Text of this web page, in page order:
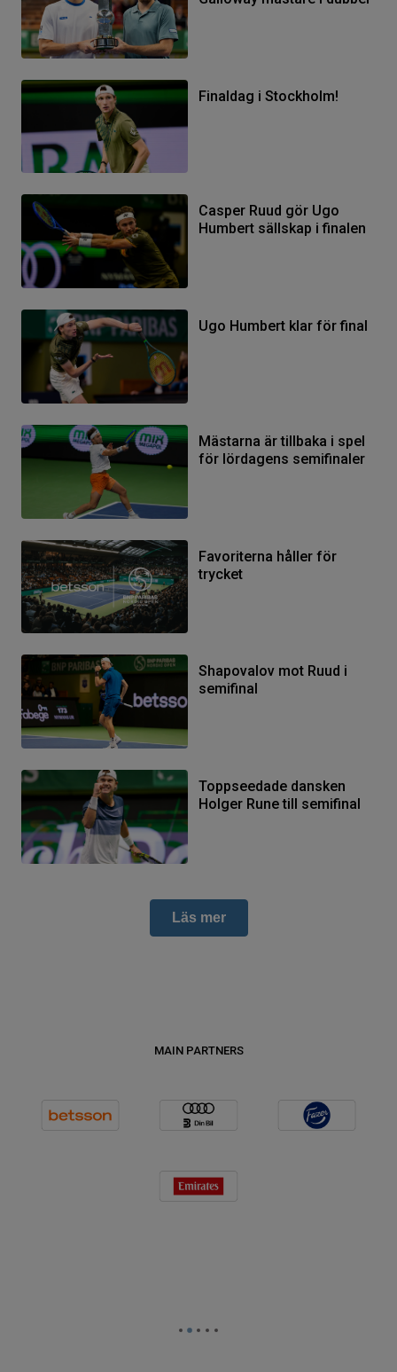
Finaldag i Stockholm!
Casper Ruud gör Ugo
Humbert sällskap i finalen
Ugo Humbert klar för final
Mästarna är tillbaka i spel
för lördagens semifinaler
Favoriterna håller för
trycket
Shapovalov mot Ruud i
semifinal
Toppseedade dansken
Holger Rune till semifinal
Läs mer
MAIN PARTNERS